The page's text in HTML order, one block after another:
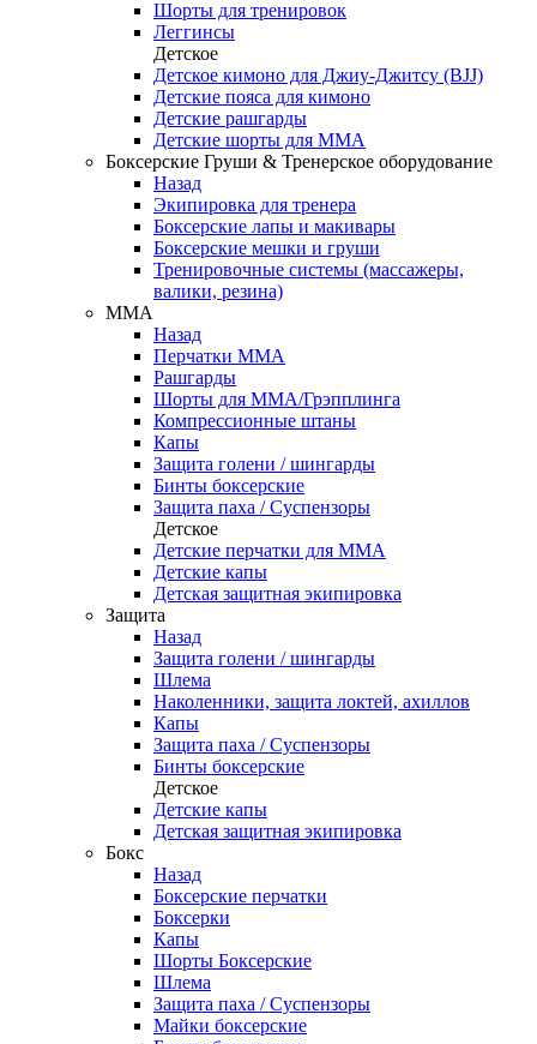
Шорты для тренировок
Леггинсы
Детское
Детское кимоно для Джиу-Джитсу (BJJ)
Детские пояса для кимоно
Детские рашгарды
Детские шорты для ММА
Боксерские Груши & Тренерское оборудование
Назад
Экипировка для тренера
Боксерские лапы и макивары
Боксерские мешки и груши
Тренировочные системы (массажеры,
валики, резина)
ММА
Назад
Перчатки ММА
Рашгарды
Шорты для ММА/Грэпплинга
Компрессионные штаны
Капы
Защита голени / шингарды
Бинты боксерские
Защита паха / Суспензоры
Детское
Детские перчатки для ММА
Детские капы
Детская защитная экипировка
Защита
Назад
Защита голени / шингарды
Шлема
Наколенники, защита локтей, ахиллов
Капы
Защита паха / Суспензоры
Бинты боксерские
Детское
Детские капы
Детская защитная экипировка
Бокс
Назад
Боксерские перчатки
Боксерки
Капы
Шорты Боксерские
Шлема
Защита паха / Суспензоры
Майки боксерские